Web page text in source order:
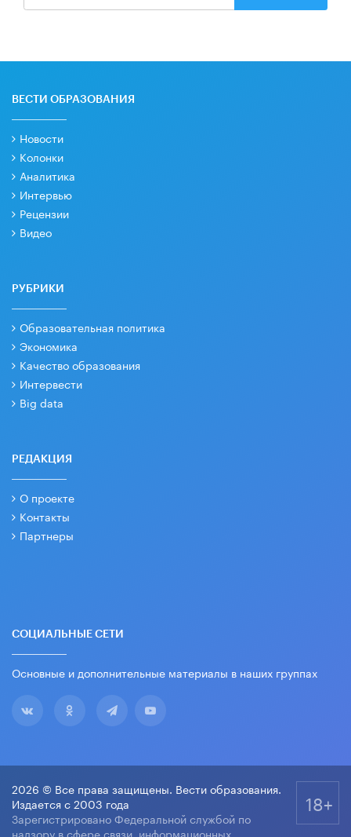
ВЕСТИ ОБРАЗОВАНИЯ
Новости
Колонки
Аналитика
Интервью
Рецензии
Видео
РУБРИКИ
Образовательная политика
Экономика
Качество образования
Интервести
Big data
РЕДАКЦИЯ
О проекте
Контакты
Партнеры
СОЦИАЛЬНЫЕ СЕТИ
Основные и дополнительные материалы в наших группах
2026 © Все права защищены. Вести образования.
Издается с 2003 года
Зарегистрировано Федеральной службой по
надзору в сфере связи, информационных
18+